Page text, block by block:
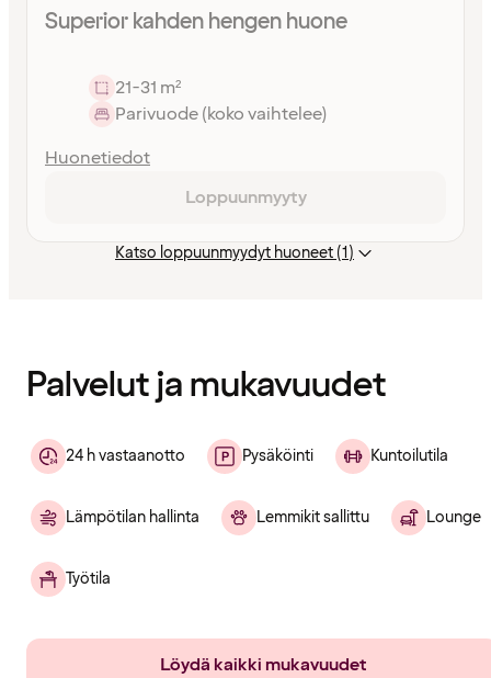
Superior kahden hengen huone
21-31 m²
Parivuode (koko vaihtelee)
Huonetiedot
Loppuunmyyty
Katso loppuunmyydyt huoneet (1)
Palvelut ja mukavuudet
24 h vastaanotto Pysäköinti Kuntoilutila
Lämpötilan hallinta Lemmikit sallittu Lounge
Työtila
Löydä kaikki mukavuudet